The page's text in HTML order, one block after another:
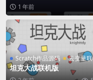
1 年前
Scratch作品源码 云变量
坦克大战联机版